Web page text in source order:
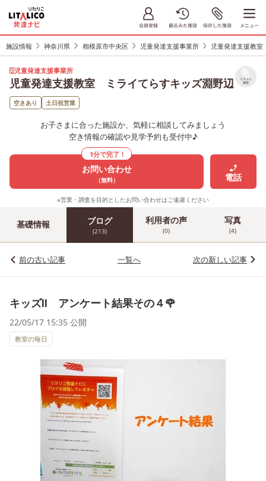
施設情報 神奈川県 相模原市中央区 児童発達支援事業所 児童発達支援教
児童発達支援事業所
児童発達支援教室 ミライてらすキッズ淵野辺 リストに
保存
空きあり 土日祝営業
お子さまに合った施設か、気軽に相談してみましょう
空き情報の確認や見学予約も受付中♪
1分で完了！
お問い合わせ
（無料） 電話
※営業・調査を目的としたお問い合わせはご遠慮ください
基礎情報 ブログ
(213)
利用者の声
(0)
写真
(4)
前の古い記事 一覧へ 次の新しい記事
キッズⅡ アンケート結果その４🌹
22/05/17 15:35 公開
教室の毎日